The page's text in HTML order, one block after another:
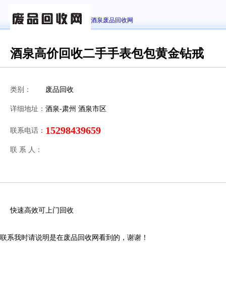
酒泉废品回收网
酒泉高价回收二手手表包包黄金钻戒
类别： 废品回收
详细地址： 酒泉-肃州 酒泉市区
联系电话： 15298439659
联 系 人：
快速高效可上门回收
联系我时请说明是在废品回收网看到的，谢谢！